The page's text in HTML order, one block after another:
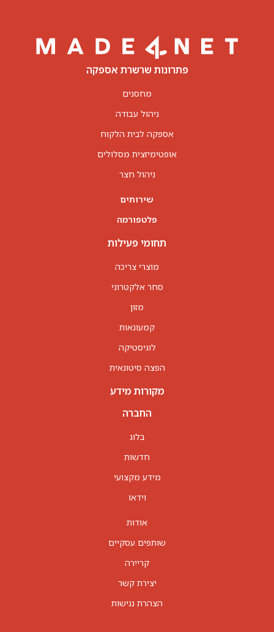
פתרונות שרשרת אספקה
מחסנים
ניהול עבודה
אספקה לבית הלקוח
אופטימיזצית מסלולים
ניהול חצר
שירותים
פלטפורמה
תחומי פעילות
מוצרי צריכה
סחר אלקטרוני
מזון
קמעונאות
לוגיסטיקה
הפצה סיטונאית
מקורות מידע
החברה
בלוג
חדשות
מידע מקצועי
וידאו
אודות
שותפים עסקיים
קריירה
יצירת קשר
הצהרת נגישות